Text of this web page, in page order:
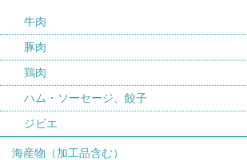
牛肉
豚肉
鶏肉
ハム・ソーセージ、餃子
ジビエ
海産物（加工品含む）